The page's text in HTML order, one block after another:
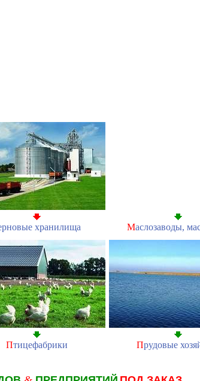
хранилища Маслозаводы,
Птицефабрики Прудовые